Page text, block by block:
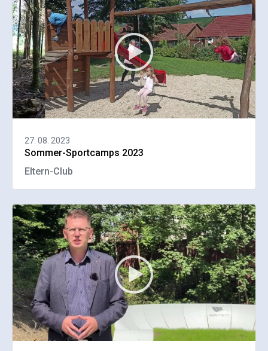
27. 08. 2023
Sommer-Sportcamps 2023
Eltern-Club